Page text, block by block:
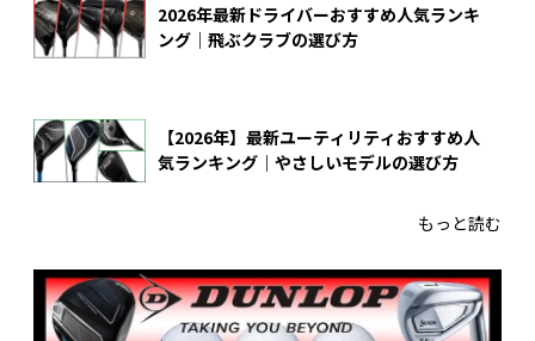
2026年最新ドライバーおすすめ人気ランキ
ング｜飛ぶクラブの選び方
【2026年】最新ユーティリティおすすめ人
気ランキング｜やさしいモデルの選び方
もっと読む